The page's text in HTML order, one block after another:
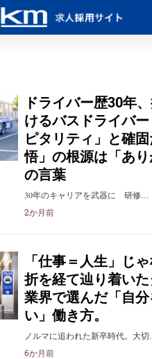
ドライバー歴30年
けるバスドライバ
ピタリティ」と確
悟」の根源は「あり
の言葉
30年のキャリアを武器に 研修…
2か月前
「仕事＝人生」じ
折を経て辿り着い
業界で選んだ「自
い」働き方。
ノルマに追われた新卒時代。大
6か月前